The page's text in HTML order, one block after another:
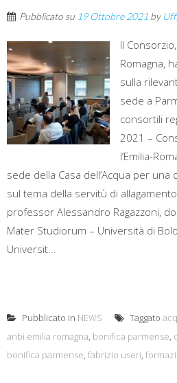
Pubblicato su 19 Ottobre 2021 by
Il
Romagna,
sulla
sede a
consortili
2021 –
l’Emilia-
sede della Casa dell’Acqua per
sul tema della servitù di
professor Alessandro Ragazzoni,
Mater Studiorum – Università di
Universit...
Pubblicato in NEWS Taggato
anbi emilia romagna, bonifica parmense,
bonifica parmense, fabrizio useri,